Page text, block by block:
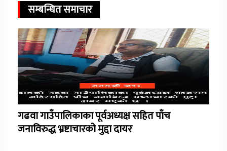
सम्बन्धित समाचार
गढवा गाउँपालिकाका पूर्वअध्यक्ष सहित पाँच
जनाविरुद्ध भ्रष्टाचारको मुद्दा दायर